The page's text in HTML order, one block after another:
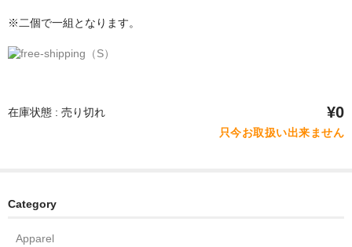
※二個で一組となります。
在庫状態 : 売り切れ ¥0
只今お取扱い出来ません
Category
Apparel